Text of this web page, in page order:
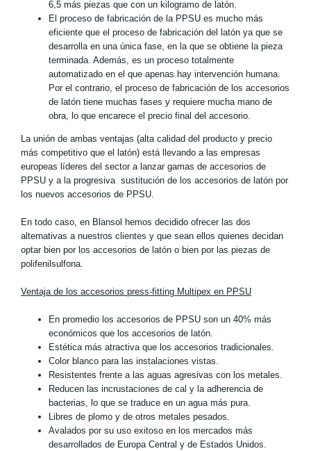
6,5 más piezas que con un kilogramo de latón.
El proceso de fabricación de la PPSU es mucho más
eficiente que el proceso de fabricación del latón ya que se
desarrolla en una única fase, en la que se obtiene la pieza
terminada. Además, es un proceso totalmente
automatizado en el que apenas hay intervención humana.
Por el contrario, el proceso de fabricación de los accesorios
de latón tiene muchas fases y requiere mucha mano de
obra, lo que encarece el precio final del accesorio.
La unión de ambas ventajas (alta calidad del producto y precio
más competitivo que el latón) está llevando a las empresas
europeas líderes del sector a lanzar gamas de accesorios de
PPSU y a la progresiva sustitución de los accesorios de latón por
los nuevos accesorios de PPSU.
En todo caso, en Blansol hemos decidido ofrecer las dos
alternativas a nuestros clientes y que sean ellos quienes decidan
optar bien por los accesorios de latón o bien por las piezas de
polifenilsulfona.
Ventaja de los accesorios press-fitting Multipex en PPSU
En promedio los accesorios de PPSU son un 40% más
económicos que los accesorios de latón.
Estética más atractiva que los accesorios tradicionales.
Color blanco para las instalaciones vistas.
Resistentes frente a las aguas agresivas con los metales.
Reducen las incrustaciones de cal y la adherencia de
bacterias, lo que se traduce en un agua más pura.
Libres de plomo y de otros metales pesados.
Avalados por su uso exitoso en los mercados más
desarrollados de Europa Central y de Estados Unidos.